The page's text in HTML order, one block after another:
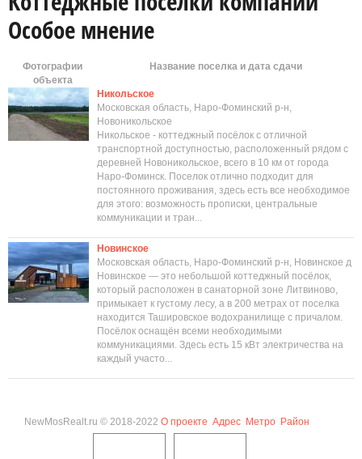
Особое мнение
Фотографии
объекта
Название поселка и дата сдачи
Никольское
Московская область, Наро-Фоминский р-н,
Новоникольское
Никольское - коттеджный посёлок с отличной
транспортной доступностью, расположенный рядом с
деревней Новоникольское, всего в 10 км от города
Наро-Фоминск. Поселок отлично подходит для
постоянного проживания, здесь есть все необходимое
для этого: возможность прописки, центральные
коммуникации и тран...
Новинское
Московская область, Наро-Фоминский р-н, Новинское д
Новинское — это небольшой коттеджный посёлок,
который расположен в санаторной зоне Литвиново,
примыкает к густому лесу, а в 200 метрах от поселка
находится Ташировское водохранилище с причалом.
Посёлок оснащён всеми необходимыми
коммуникациями. Здесь есть 15 кВт электричества на
каждый участо...
NewMosRealt.ru © 2018-2022 О проекте Адрес Метро Район